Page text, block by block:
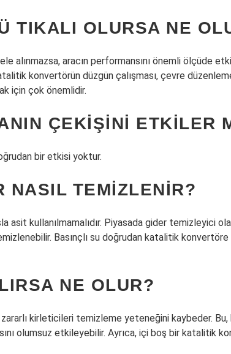
TIKALI OLURSA NE
alınmazsa, aracın performansını önemli ölçüde
konvertörün düzgün çalışması, çevre
için çok önemlidir.
ÇEKIŞINI ETKILER
bir etkisi yoktur.
NASIL TEMIZLENIR?
kullanılmamalıdır. Piyasada gider temizleyici
Basınçlı su doğrudan katalitik konvertöre
NE OLUR?
kirleticileri temizleme yeteneğini kaybeder. Bu,
olumsuz etkileyebilir. Ayrıca, içi boş bir katalitik